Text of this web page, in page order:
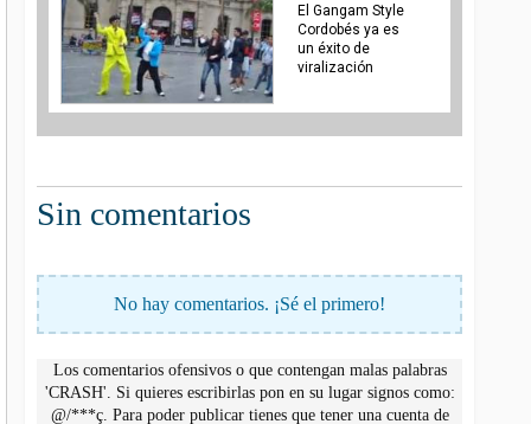
El Gangam Style
Cordobés ya es
un éxito de
viralización
Sin comentarios
No hay comentarios. ¡Sé el primero!
Los comentarios ofensivos o que contengan malas palabras
'CRASH'. Si quieres escribirlas pon en su lugar signos como:
@/***ç. Para poder publicar tienes que tener una cuenta de